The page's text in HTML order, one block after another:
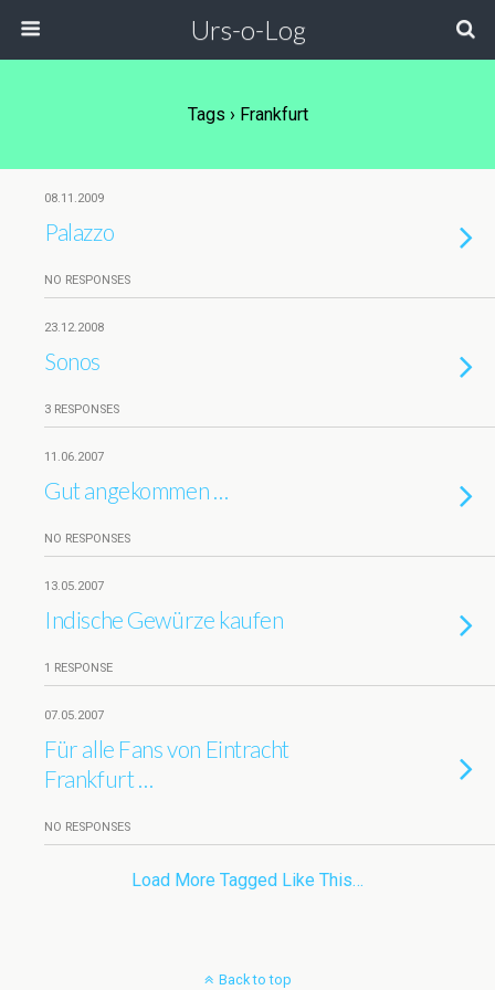
Urs-o-Log
Tags › Frankfurt
08.11.2009
Palazzo
NO RESPONSES
23.12.2008
Sonos
3 RESPONSES
11.06.2007
Gut angekommen …
NO RESPONSES
13.05.2007
Indische Gewürze kaufen
1 RESPONSE
07.05.2007
Für alle Fans von Eintracht
Frankfurt …
NO RESPONSES
Load More Tagged Like This…
Back to top